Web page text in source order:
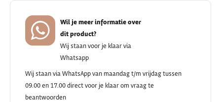
Wil je meer informatie over
dit product?
Wij staan voor je klaar via
Whatsapp
Wij staan via WhatsApp van maandag t/m vrijdag tussen
09.00 en 17.00 direct voor je klaar om vraag te
beantwoorden